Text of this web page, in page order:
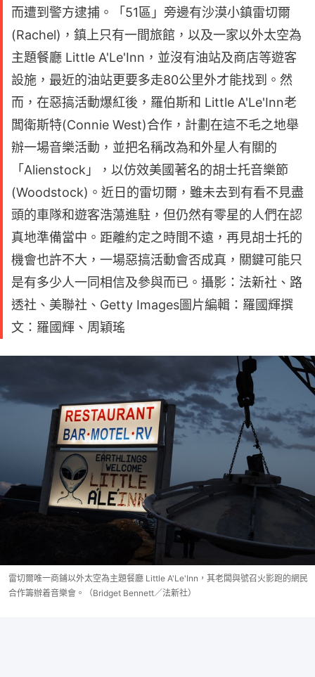
而遭到警方逮捕。「51區」旁邊有沙漠小鎮雷切爾
(Rachel)，鎮上只有一間旅館，以及一家以外太空為
主題餐廳 Little A'Le'Inn，並沒有油站及商店等遊客
設施，最近的油站更要多走80公里外才能找到。然
而，在惡搞活動爆紅後，羅伯斯和 Little A'Le'Inn老
闆衛斯特(Connie West)合作，計劃在這不毛之地舉
辦一場音樂活動，並把名稱改為和外星人有關的
「Alienstock」，以仿效美國著名的胡士托音樂節
(Woodstock)。近日的雷切爾，雖未去到有看不見盡
頭的車隊和遊客浩蕩進駐，但仍然有零星的人們在認
真地準備當中。距離約定之時間不遠，再見胡士托的
機會也許不大，一場惡搞活動會否成真，關鍵可能只
是有多少人一同相信及參與而已。攝影：法新社、路
透社、美聯社、Getty Images圖片編輯：羅國輝撰
文：羅國輝、周穎瑤
雷切爾唯一商鋪以外太空為主題餐廳 Little A'Le'Inn，其老闆與號召火影跑的網民
合作籌辦着音樂會。（Bridget Bennett／法新社）